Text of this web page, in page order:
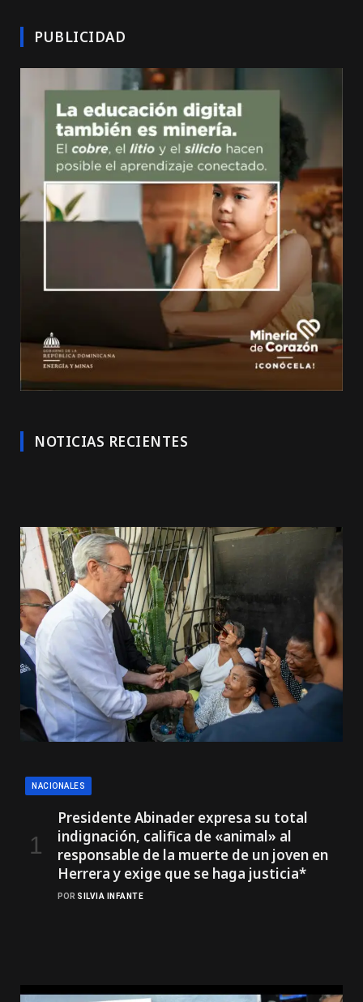
PUBLICIDAD
NOTICIAS RECIENTES
NACIONALES
Presidente Abinader expresa su total
indignación, califica de «animal» al
responsable de la muerte de un joven en
Herrera y exige que se haga justicia*
POR SILVIA INFANTE